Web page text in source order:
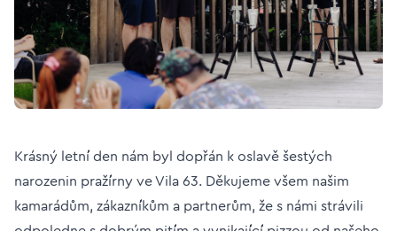
Krásný letní den nám byl dopřán k oslavě šestých
narozenin pražírny ve Vila 63. Děkujeme všem našim
kamarádům, zákazníkům a partnerům, že s námi strávili